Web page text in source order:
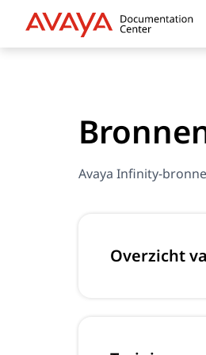
Avaya Infinity-
Overzicht